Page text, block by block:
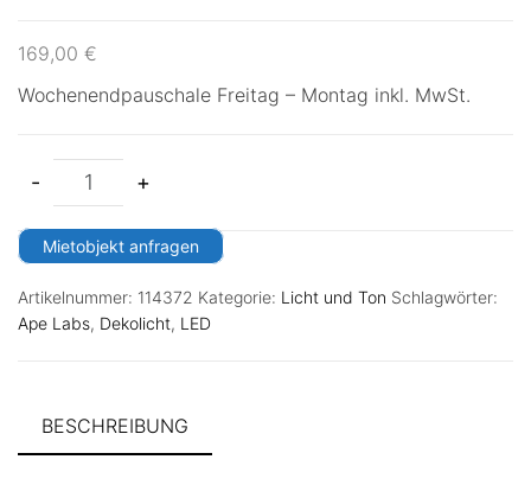
169,00 €
Wochenendpauschale Freitag – Montag inkl. MwSt.
- +
Mietobjekt anfragen
Artikelnummer: 114372 Kategorie: Licht und Ton Schlagwörter:
Ape Labs, Dekolicht, LED
BESCHREIBUNG